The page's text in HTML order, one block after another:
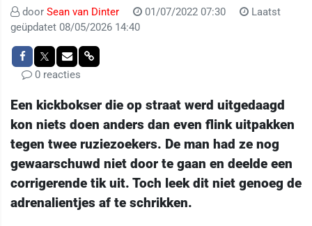
door Sean van Dinter 01/07/2022 07:30
Laatst
geüpdatet 08/05/2026 14:40
0 reacties
Een kickbokser die op straat werd uitgedaagd
kon niets doen anders dan even flink uitpakken
tegen twee ruziezoekers. De man had ze nog
gewaarschuwd niet door te gaan en deelde een
corrigerende tik uit. Toch leek dit niet genoeg de
adrenalientjes af te schrikken.